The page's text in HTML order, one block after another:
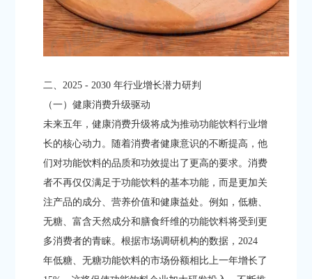
二、2025 - 2030 年行业增长潜力研判​
（一）健康消费升级驱动​
未来五年，健康消费升级将成为推动功能饮料行业增
长的核心动力。随着消费者健康意识的不断提高，他
们对功能饮料的品质和功效提出了更高的要求。消费
者不再仅仅满足于功能饮料的基本功能，而是更加关
注产品的成分、营养价值和健康益处。例如，低糖、
无糖、富含天然成分和膳食纤维的功能饮料将受到更
多消费者的青睐。根据市场调研机构的数据，2024
年低糖、无糖功能饮料的市场份额相比上一年增长了